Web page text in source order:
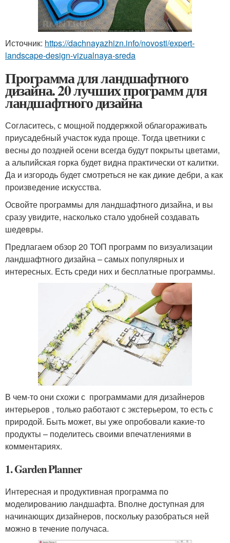
Источник: https://dachnayazhizn.info/novosti/expert-
landscape-design-vizualnaya-sreda
Программа для ландшафтного
дизайна. 20 лучших программ для
ландшафтного дизайна
Согласитесь, с мощной поддержкой облагораживать
приусадебный участок куда проще. Тогда цветники с
весны до поздней осени всегда будут покрыты цветами,
а альпийская горка будет видна практически от калитки.
Да и изгородь будет смотреться не как дикие дебри, а как
произведение искусства.
Освойте программы для ландшафтного дизайна, и вы
сразу увидите, насколько стало удобней создавать
шедевры.
Предлагаем обзор 20 ТОП программ по визуализации
ландшафтного дизайна – самых популярных и
интересных. Есть среди них и бесплатные программы.
В чем-то они схожи с программами для дизайнеров
интерьеров , только работают с экстерьером, то есть с
природой. Быть может, вы уже опробовали какие-то
продукты – поделитесь своими впечатлениями в
комментариях.
1. Garden Planner
Интересная и продуктивная программа по
моделированию ландшафта. Вполне доступная для
начинающих дизайнеров, поскольку разобраться ней
можно в течение получаса.